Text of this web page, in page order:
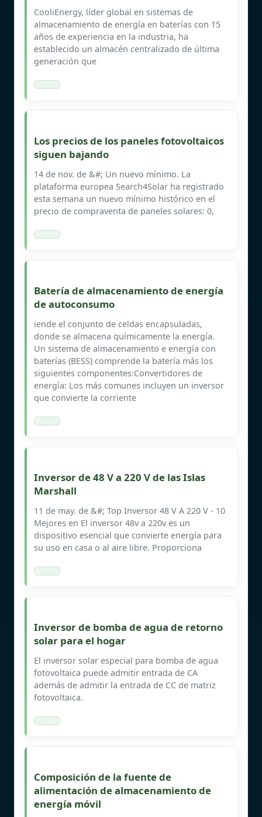
CooliEnergy, líder global en sistemas de
almacenamiento de energía en baterías con 15
años de experiencia en la industria, ha
establecido un almacén centralizado de última
generación que
Los precios de los paneles fotovoltaicos
siguen bajando
14 de nov. de &#; Un nuevo mínimo. La
plataforma europea Search4Solar ha registrado
esta semana un nuevo mínimo histórico en el
precio de compraventa de paneles solares: 0,
Batería de almacenamiento de energía
de autoconsumo
iende el conjunto de celdas encapsuladas,
donde se almacena químicamente la energía.
Un sistema de almacenamiento e energía con
baterías (BESS) comprende la batería más los
siguientes componentes:Convertidores de
energía: Los más comunes incluyen un inversor
que convierte la corriente
Inversor de 48 V a 220 V de las Islas
Marshall
11 de may. de &#; Top Inversor 48 V A 220 V - 10
Mejores en El inversor 48v a 220v es un
dispositivo esencial que convierte energía para
su uso en casa o al aire libre. Proporciona
Inversor de bomba de agua de retorno
solar para el hogar
El inversor solar especial para bomba de agua
fotovoltaica puede admitir entrada de CA
además de admitir la entrada de CC de matriz
fotovoltaica.
Composición de la fuente de
alimentación de almacenamiento de
energía móvil